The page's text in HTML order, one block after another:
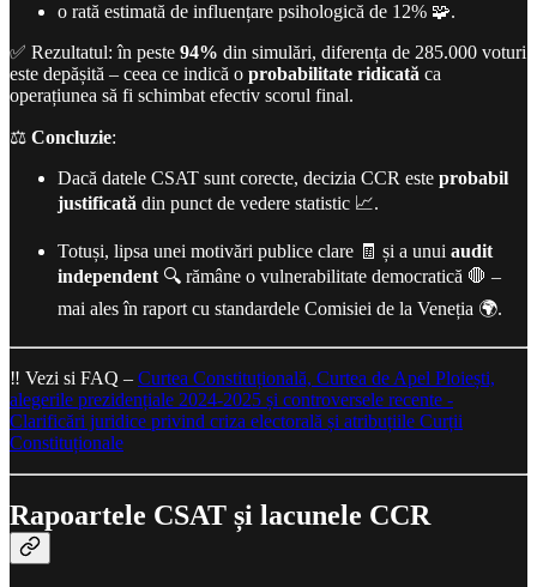
o rată estimată de influențare psihologică de 12% 🧩.
✅ Rezultatul: în peste 94% din simulări, diferența de 285.000 voturi
este depășită – ceea ce indică o probabilitate ridicată ca
operațiunea să fi schimbat efectiv scorul final.
⚖️ Concluzie:
Dacă datele CSAT sunt corecte, decizia CCR este probabil
justificată din punct de vedere statistic 📈.
Totuși, lipsa unei motivări publice clare 🧾 și a unui audit
independent 🔍 rămâne o vulnerabilitate democratică 🛑 –
mai ales în raport cu standardele Comisiei de la Veneția 🌍.
‼️ Vezi si FAQ – Curtea Constituțională, Curtea de Apel Ploiești,
alegerile prezidențiale 2024-2025 și controversele recente -
Clarificări juridice privind criza electorală și atribuțiile Curții
Constituționale
Rapoartele CSAT și lacunele CCR